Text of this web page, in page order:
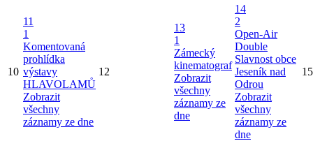
10
11
1
Komentovaná
prohlídka
výstavy
HLAVOLAMŮ
Zobrazit
všechny
záznamy ze dne
12
13
1
Zámecký
kinematograf
Zobrazit
všechny
záznamy ze
dne
14
2
Open-Air
Double
Slavnost obce
Jeseník nad
Odrou
Zobrazit
všechny
záznamy ze
dne
15